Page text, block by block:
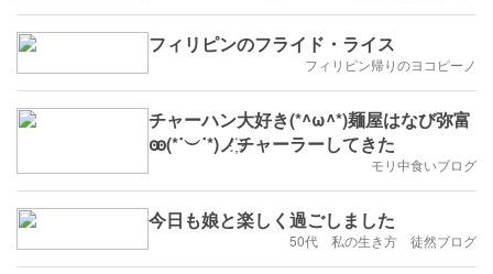
フィリピンのフライド・ライス
フィリピン帰りのヨコピーノ
チャーハン大好き(*^ω^*)麺屋はなび弥富
ꙭ(*˙︶˙*)ノ҉チャーラーしてきた
モリ中食いブログ
今日も娘と楽しく過ごしました
50代 私の生き方 徒然ブログ